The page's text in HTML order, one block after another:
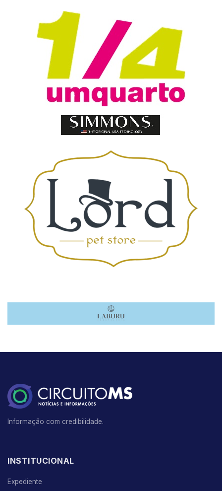
Informação com credibilidade.
INSTITUCIONAL
Expediente